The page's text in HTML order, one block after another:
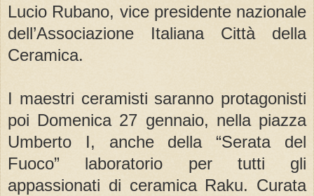
Lucio Rubano, vice presidente nazionale
dell’Associazione Italiana Città della
Ceramica.
I maestri ceramisti saranno protagonisti
poi Domenica 27 gennaio, nella piazza
Umberto I, anche della “Serata del
Fuoco” laboratorio per tutti gli
appassionati di ceramica Raku. Curata